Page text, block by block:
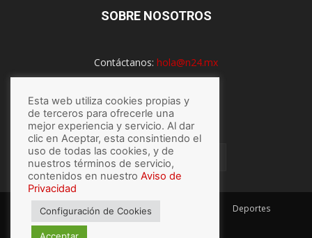
SOBRE NOSOTROS
Contáctanos: hola@n24.mx
SÍGUENOS
México Mundo Economía
Deportes
Espectaculos
Esta web utiliza cookies propias y
de terceros para ofrecerle una
mejor experiencia y servicio. Al dar
clic en Aceptar, esta consintiendo el
uso de todas las cookies, y de
nuestros términos de servicio,
contenidos en nuestro Aviso de
Privacidad
Configuración de Cookies